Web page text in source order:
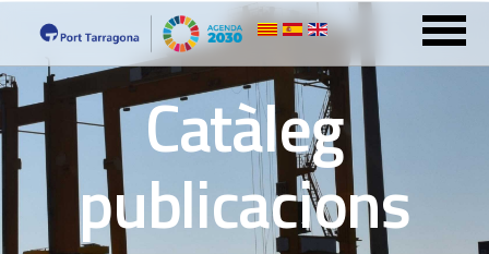
Catàleg
publicacions